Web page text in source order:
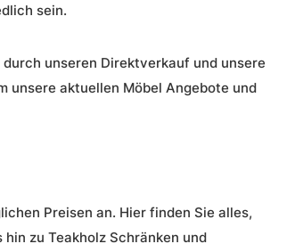
sein.
unseren Direktverkauf und unsere
unsere aktuellen Möbel Angebote und
Preisen an. Hier finden Sie alles,
zu Teakholz Schränken und